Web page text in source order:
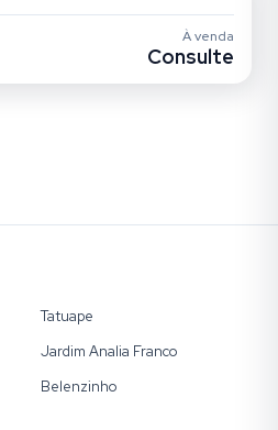
À venda
Consulte
Tatuape
Jardim Analia Franco
Belenzinho